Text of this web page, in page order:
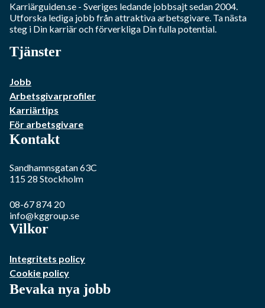
Karriärguiden.se - Sveriges ledande jobbsajt sedan 2004.
Utforska lediga jobb från attraktiva arbetsgivare. Ta nästa
steg i Din karriär och förverkliga Din fulla potential.
Tjänster
Jobb
Arbetsgivarprofiler
Karriärtips
För arbetsgivare
Kontakt
Sandhamnsgatan 63C
115 28 Stockholm
08-67 874 20
info@kggroup.se
Vilkor
Integritets policy
Cookie policy
Bevaka nya jobb